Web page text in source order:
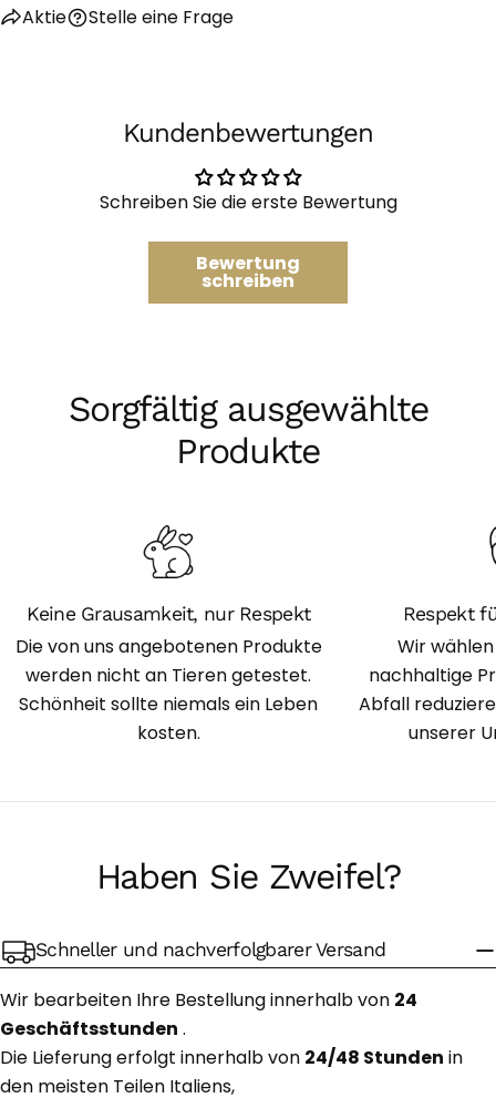
Aktie Stelle eine Frage
Die mit * gekennzeichneten Felder sind Pflichtfelder.
Kundenbewertungen
Schreiben Sie die erste Bewertung
Bewertung
schreiben
Sorgfältig ausgewählte
Produkte
Keine Grausamkeit, nur Respekt
Die von uns angebotenen Produkte
werden nicht an Tieren getestet.
Schönheit sollte niemals ein Leben
kosten.
Respekt
Wir
nachhaltige
Abfall
unserer
Haben Sie Zweifel?
Schneller und nachverfolgbarer Versand
Wir bearbeiten Ihre Bestellung innerhalb von 24
Geschäftsstunden .
Die Lieferung erfolgt innerhalb von 24/48 Stunden in
den meisten Teilen Italiens,